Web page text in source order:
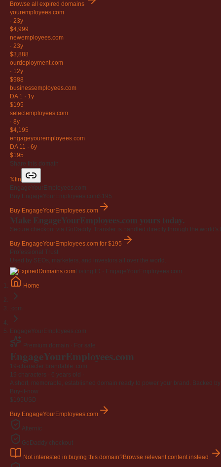
Browse all expired domains
youremployees.com
· 23y
$4,999
newemployees.com
· 23y
$3,888
ourdeployment.com
· 12y
$988
businessemployees.com
DA 1 · 1y
$195
selectemployees.com
· 8y
$4,195
engageyouremployees.com
DA 11 · 6y
$195
Share this domain
𝕏fin
EngageYourEmployees.com
Buy EngageYourEmployees.com$195
Buy EngageYourEmployees.com
Make EngageYourEmployees.com yours today.
Secure checkout via GoDaddy. Transfer is handled directly through the world's
Buy EngageYourEmployees.com for $195
Professional Trust
Used by SEOs, marketers, and investors all over the world.
Listing ID · EngageYourEmployees.com
Home
.com
EngageYourEmployees.com
Premium domain · For sale
EngageYourEmployees.com
19-character brandable .com
19 characters · 6 years old
A short, memorable, established domain ready to power your brand. Backed
Buy-it-now
$195USD
Buy EngageYourEmployees.com
Afternic
GoDaddy checkout
Not interested in buying this domain?Browse relevant content instead